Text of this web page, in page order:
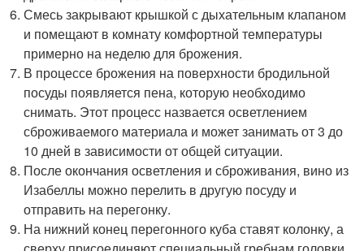
Смесь закрывают крышкой с дыхательным клапаном
и помещают в комнату комфортной температуры
примерно на неделю для брожения.
В процессе брожения на поверхности бродильной
посуды появляется пена, которую необходимо
снимать. Этот процесс назвается осветлением
сброживаемого материала и может занимать от 3 до
10 дней в зависимости от общей ситуации.
После окончания осветления и сброживания, вино из
Изабеллы можно перелить в другую посуду и
отправить на перегонку.
На нижний конец перегонного куба ставят колонку, а